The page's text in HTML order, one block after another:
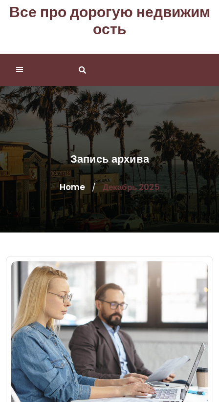
Перейти
Все про дорогую недвижим
ость
Запись архива
Home / Декабрь 2025